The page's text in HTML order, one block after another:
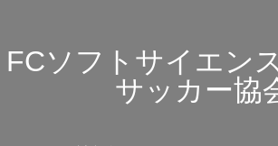
FCソフトサイエン
サッカー協